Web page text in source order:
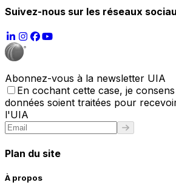
Suivez-nous sur les réseaux
Abonnez-vous à la newsletter UIA
En cochant cette case, je
données soient traitées pour
l'UIA
Plan du site
À propos